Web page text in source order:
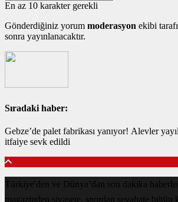
En az 10 karakter gerekli
Gönderdiğiniz yorum moderasyon ekibi
sonra yayınlanacaktır.
Sıradaki haber:
Gebze’de palet fabrikası yanıyor! Alevler
itfaiye sevk edildi
Türkiye'den ve Dünya’dan son dakika
magazinden siyasete, spordan seyahate bütün